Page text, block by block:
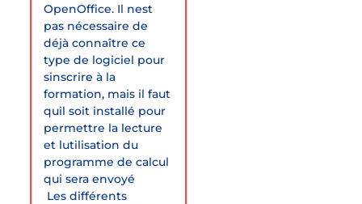
OpenOffice. Il nest
pas nécessaire de
déjà connaître ce
type de logiciel pour
sinscrire à la
formation, mais il faut
quil soit installé pour
permettre la lecture
et lutilisation du
programme de calcul
qui sera envoyé
 Les différents